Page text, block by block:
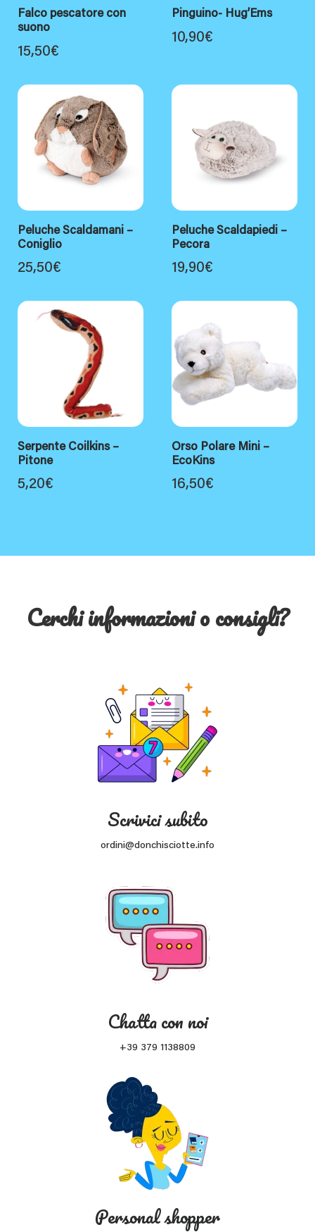
Falco pescatore con
suono
15,50€
Pinguino- Hug’Ems
10,90€
Peluche Scaldamani –
Coniglio
25,50€
Peluche Scaldapiedi –
Pecora
19,90€
Serpente Coilkins –
Pitone
5,20€
Orso Polare Mini –
EcoKins
16,50€
Cerchi informazioni o consigli?
Scrivici subito
ordini@donchisciotte.info
Chatta con noi
+39 379 1138809
Personal shopper